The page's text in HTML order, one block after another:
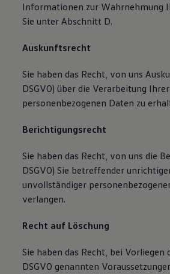
Informationen zur Wahrnehmung
Sie unter Abschnitt D.
Auskunftsrecht
Sie haben das Recht, von uns
DSGVO) über die Verarbeitung Ihrer
personenbezogenen Daten zu
Berichtigungsrecht
Sie haben das Recht, von uns die
DSGVO) Sie betreffender
unvollständiger
verlangen.
Recht auf Löschung
Sie haben das Recht, bei Vorliegen
DSGVO genannten